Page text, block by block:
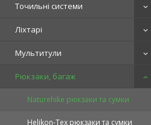
Точильні системи
Ліхтарі
Мультитули
Рюкзаки, багаж
Naturehike рюкзаки та сумки
Helikon-Tex рюкзаки та сумки